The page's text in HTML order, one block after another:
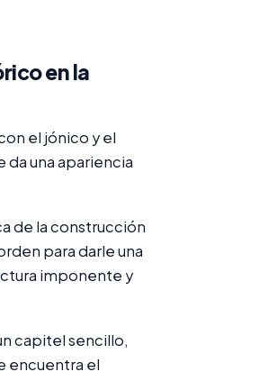
en la
el jónico y el
una apariencia
de la construcción
para darle una
imponente y
capitel sencillo,
encuentra el